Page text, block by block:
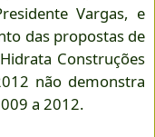
Vargas, e
das propostas de
Construções
não demonstra
a 2012.